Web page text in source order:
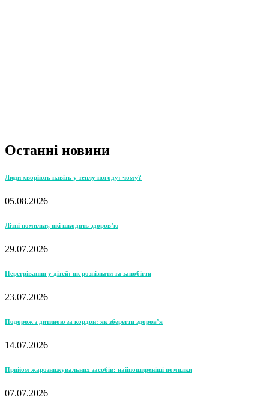
Останні новини
Люди хворіють навіть у теплу погоду: чому?
05.08.2026
Літні помилки, які шкодять здоров’ю
29.07.2026
Перегрівання у дітей: як розпізнати та запобігти
23.07.2026
Подорож з дитиною за кордон: як зберегти здоров’я
14.07.2026
Прийом жарознижувальних засобів: найпоширеніші помилки
07.07.2026